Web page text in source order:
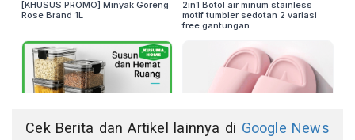
Cek Berita dan Artikel lainnya di Google News